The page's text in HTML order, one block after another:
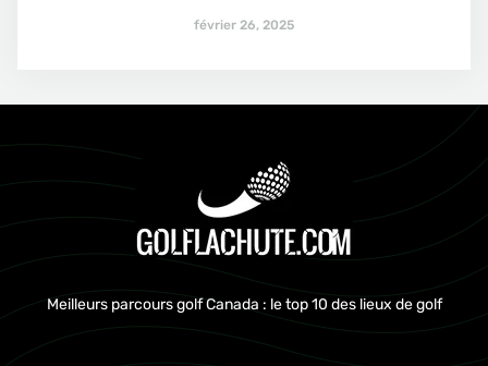
février 26, 2025
Meilleurs parcours golf Canada : le top 10 des lieux de golf